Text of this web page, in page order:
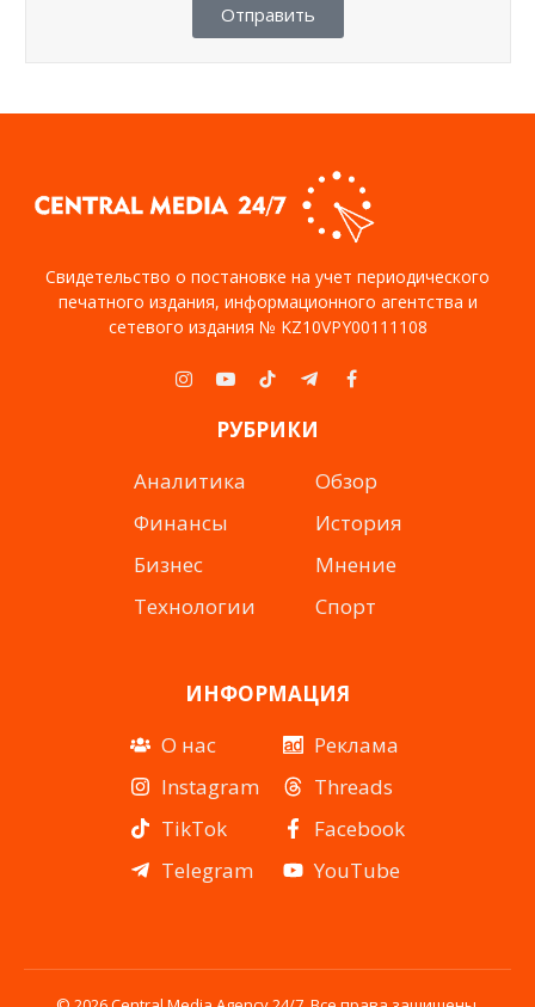
Отправить
Свидетельство о постановке на учет периодического
печатного издания, информационного агентства и
сетевого издания № KZ10VPY00111108
Instagram
YouTubeTikTokTelegramFacebook
РУБРИКИ
Аналитика
Финансы
Бизнес
Технологии
Обзор
История
Мнение
Спорт
ИНФОРМАЦИЯ
О нас
Instagram
TikTok
Telegram
Реклама
Threads
Facebook
YouTube